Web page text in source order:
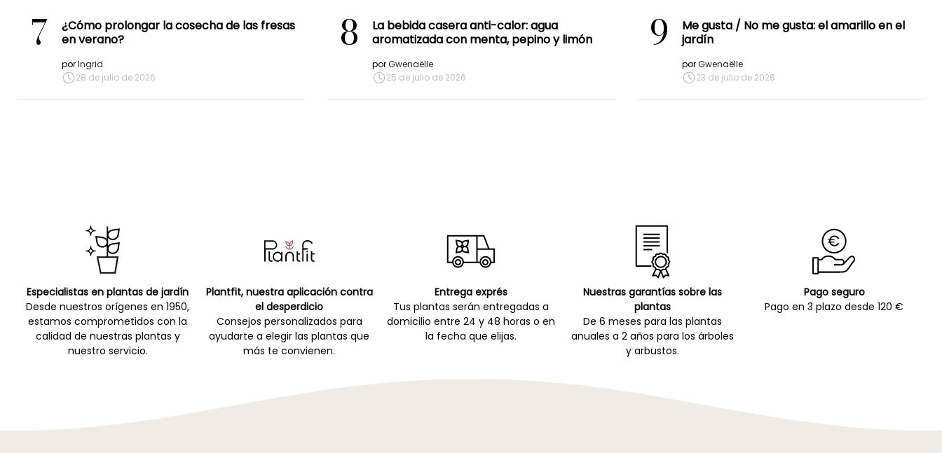
7
¿Cómo prolongar la cosecha de las fresas
en verano?
porIngrid
28 de julio de 2026
8
La bebida casera anti-calor: agua
aromatizada con menta, pepino y limón
porGwenaëlle
25 de julio de 2026
9
Me gusta / No me gusta: el amarillo en el
jardín
porGwenaëlle
23 de julio de 2026
Especialistas en plantas de jardín
Desde nuestros orígenes en 1950,
estamos comprometidos con la
calidad de nuestras plantas y
nuestro servicio.
Plantfit, nuestra aplicación contra
el desperdicio
Consejos personalizados para
ayudarte a elegir las plantas que
más te convienen.
Entrega exprés
Tus plantas serán entregadas a
domicilio entre 24 y 48 horas o en
la fecha que elijas.
Nuestras garantías sobre las
plantas
De 6 meses para las plantas
anuales a 2 años para los árboles
y arbustos.
Pago seguro
Pago en 3 plazo desde 120 €